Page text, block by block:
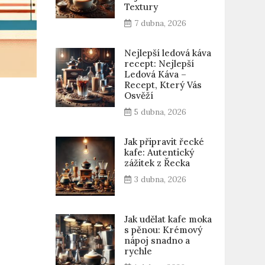
Textury
7 dubna, 2026
Nejlepší ledová káva
recept: Nejlepší
Ledová Káva –
Recept, Který Vás
Osvěží
5 dubna, 2026
Jak připravit řecké
kafe: Autentický
zážitek z Řecka
3 dubna, 2026
Jak udělat kafe moka
s pěnou: Krémový
nápoj snadno a
rychle